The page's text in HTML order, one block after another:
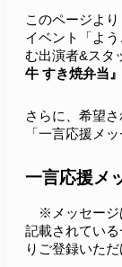
このページよ
イベント「よ
む出演者&スタ
牛 すき焼弁当』
さらに、希望
「一言応援メ
一言応援メ
※メッセージ
記載されてい
りご登録いただ